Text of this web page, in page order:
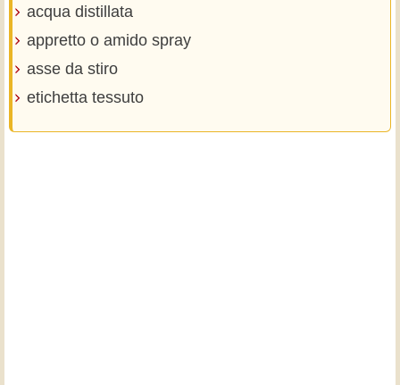
acqua distillata
appretto o amido spray
asse da stiro
etichetta tessuto